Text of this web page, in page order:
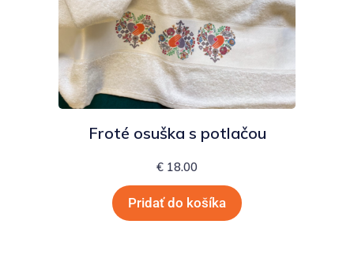
Froté osuška s potlačou
€ 18.00
Pridať do košíka